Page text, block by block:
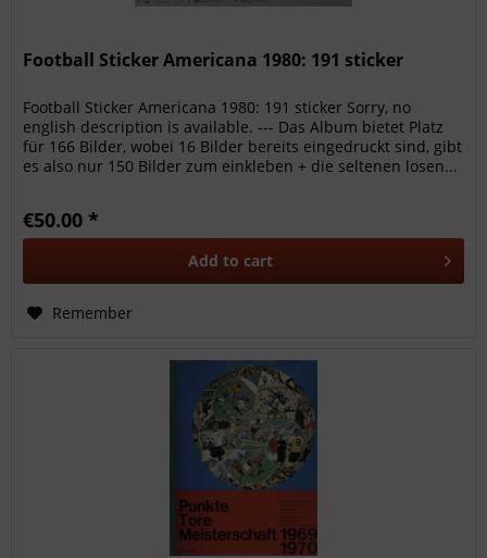
Football Sticker Americana 1980: 191 sticker
Football Sticker Americana 1980: 191 sticker Sorry, no
english description is available. --- Das Album bietet Platz
für 166 Bilder, wobei 16 Bilder bereits eingedruckt sind, gibt
es also nur 150 Bilder zum einkleben + die seltenen losen...
€50.00 *
Add to cart
Remember